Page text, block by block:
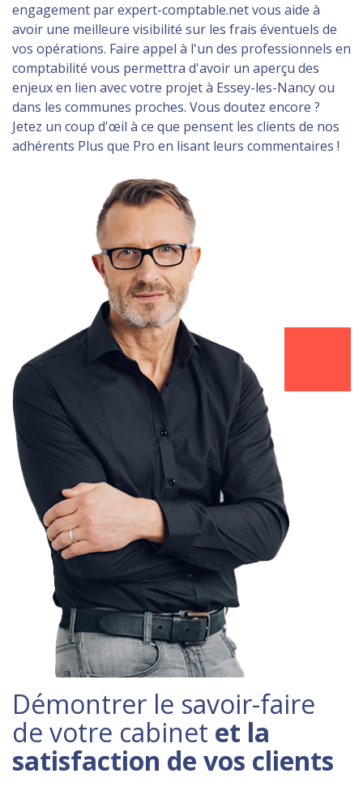
engagement par expert-comptable.net vous aide à
avoir une meilleure visibilité sur les frais éventuels de
vos opérations. Faire appel à l'un des professionnels en
comptabilité vous permettra d'avoir un aperçu des
enjeux en lien avec votre projet à Essey-les-Nancy ou
dans les communes proches. Vous doutez encore ?
Jetez un coup d'œil à ce que pensent les clients de nos
adhérents Plus que Pro en lisant leurs commentaires !
Démontrer le savoir-faire
de votre cabinet et la
satisfaction de vos clients